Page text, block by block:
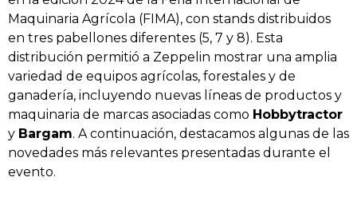
Maquinaria Agrícola (FIMA), con stands distribuidos
en tres pabellones diferentes (5, 7 y 8). Esta
distribución permitió a Zeppelin mostrar una amplia
variedad de equipos agrícolas, forestales y de
ganadería, incluyendo nuevas líneas de productos y
maquinaria de marcas asociadas como Hobbytractor
y Bargam. A continuación, destacamos algunas de las
novedades más relevantes presentadas durante el
evento.